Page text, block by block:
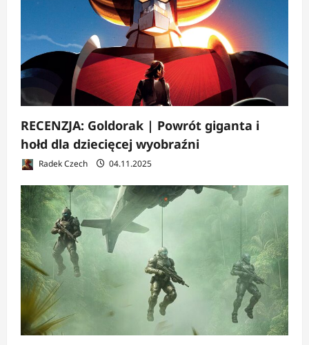
RECENZJA: Goldorak | Powrót giganta i
hołd dla dziecięcej wyobraźni
Radek Czech 04.11.2025